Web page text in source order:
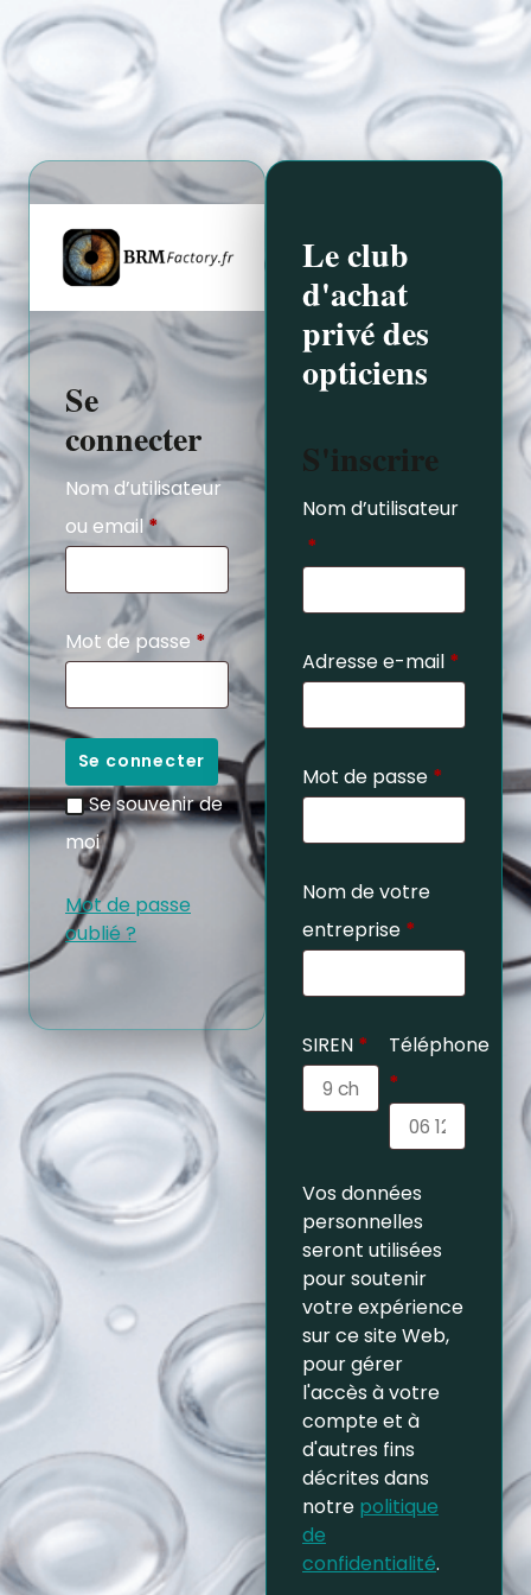
Se
connecter
Nom d’utilisateur
ou email*
Mot de passe *
Se connecter
Se souvenir de
moi
Mot de passe
oublié ?
Le club
d'achat
privé des
opticiens
S'inscrire
Nom d’utilisateur
*
Adresse e-mail *
Mot de passe *
Nom de votre
entreprise *
SIREN *
Téléphone
*
Vos données
personnelles
seront utilisées
pour soutenir
votre expérience
sur ce site Web,
pour gérer
l'accès à votre
compte et à
d'autres fins
décrites dans
notre politique
de
confidentialité.